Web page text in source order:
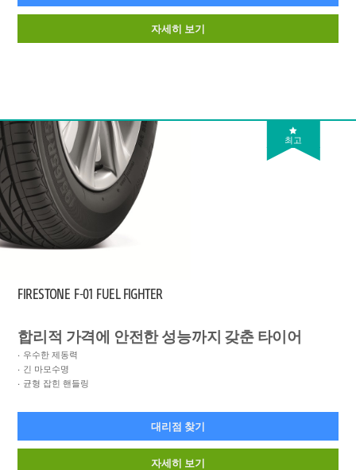
자세히 보기
최고
FIRESTONE F-01 FUEL FIGHTER
합리적 가격에 안전한 성능까지 갖춘 타이어
우수한 제동력
긴 마모수명
균형 잡힌 핸들링
대리점 찾기
자세히 보기